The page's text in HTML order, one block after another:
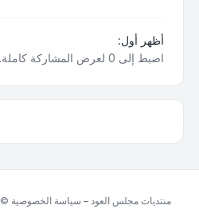
أظهر أول:
اضبط إلى 0 لعرض المشاركة كاملة.
منتديات مجلس العود – سياسة الخصوصية © 2026 | منتدى غير ربحي مخصص للغة العربية